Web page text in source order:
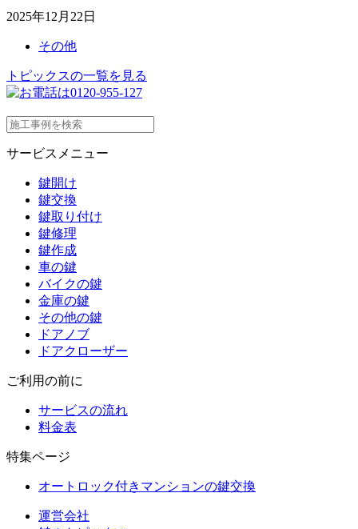
2025年12月22日
その他
トピックスの一覧を見る
サービスメニュー
鍵開け
鍵交換
鍵取り付け
鍵修理
鍵作成
車の鍵
バイクの鍵
金庫の鍵
その他の鍵
ドアノブ
ドアクローザー
ご利用の前に
サービスの流れ
料金表
特集ページ
オートロック付きマンションの鍵交換
運営会社